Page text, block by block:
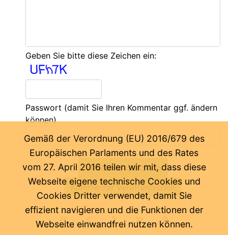
Geben Sie bitte diese Zeichen ein:
Passwort (damit Sie Ihren Kommentar ggf. ändern
können)
Gemäß der Verordnung (EU) 2016/679 des
Europäischen Parlaments und des Rates
vom 27. April 2016 teilen wir mit, dass diese
Webseite eigene technische Cookies und
Cookies Dritter verwendet, damit Sie
effizient navigieren und die Funktionen der
Webseite einwandfrei nutzen können.